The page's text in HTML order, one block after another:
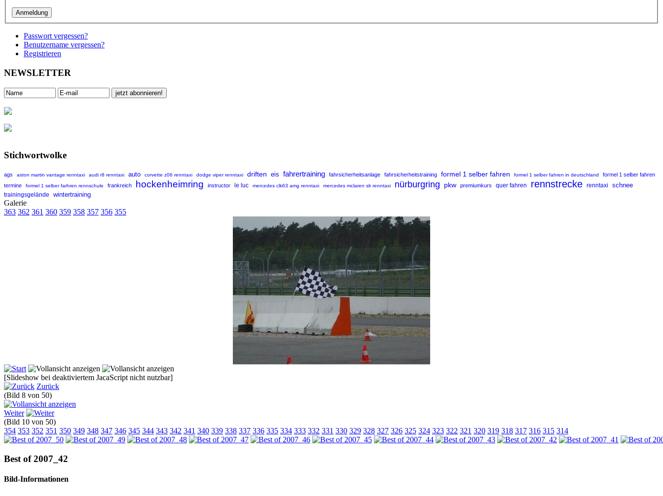
Passwort vergessen?
Benutzername vergessen?
Registrieren
NEWSLETTER
Stichwortwolke
ags aston martin vantage renntaxi audi r8 renntaxi auto corvette z06 renntaxi dodge viper renntaxi driften eis fahrertraining fahrsicherheitsanlage fahrsicherheitstraining formel 1 selber fahren formel 1 selber fahren in deutschland
formel 1 selber fahren
termine
formel 1 selber farhren rennschule frankreich hockenheimring instructor le luc mercedes clk63 amg renntaxi mercedes mclaren slr renntaxi nürburgring pkw premiumkurs quer fahren rennstrecke renntaxi schnee
trainingsgelände wintertraining
Galerie
363 362 361 360 359 358 357 356 355
[Slideshow bei deaktiviertem JacaScript nicht nutzbar]
Zurück
(Bild 8 von 50)
Weiter
(Bild 10 von 50)
354 353 352 351 350 349 348 347 346 345 344 343 342 341 340 339 338 337 336 335 334 333 332 331 330 329 328 327 326 325 324 323 322 321 320 319 318 317 316 315 314
Best of 2007_42
Bild-Informationen